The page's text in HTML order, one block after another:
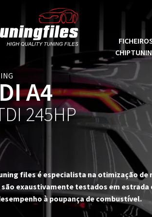
A4
245HP
files é especialista na otimização
exaustivamente testados em estrada
à poupança de combustível.